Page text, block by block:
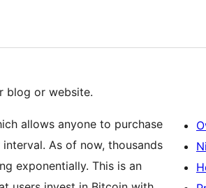
blog or website.
allows anyone to purchase
As of now, thousands
exponentially. This is an